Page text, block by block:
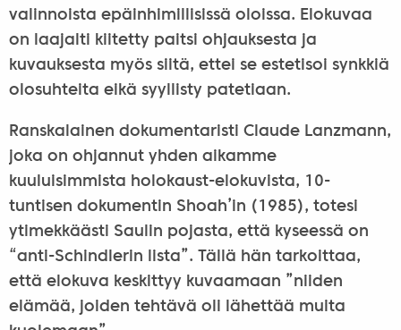
valinnoista epäinhimillisissä oloissa. Elokuvaa
on laajalti kiitetty paitsi ohjauksesta ja
kuvauksesta myös siitä, ettei se estetisoi synkkiä
olosuhteita eikä syyllisty patetiaan.
Ranskalainen dokumentaristi Claude Lanzmann,
joka on ohjannut yhden aikamme
kuuluisimmista holokaust-elokuvista, 10-
tuntisen dokumentin Shoah’in (1985), totesi
ytimekkäästi Saulin pojasta, että kyseessä on
“anti-Schindlerin lista”. Tällä hän tarkoittaa,
että elokuva keskittyy kuvaamaan ”niiden
elämää, joiden tehtävä oli lähettää muita